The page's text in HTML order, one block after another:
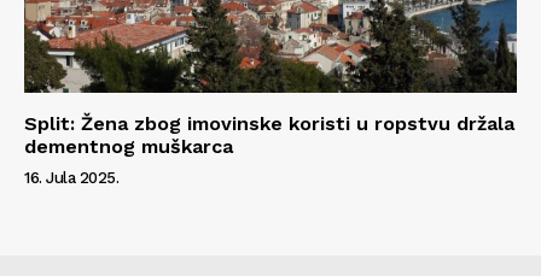
Split: Žena zbog imovinske koristi u ropstvu držala
dementnog muškarca
16. Jula 2025.